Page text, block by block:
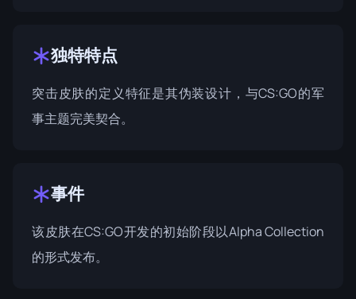
独特特点
突击皮肤的定义特征是其伪装设计，与CS:GO的军
事主题完美契合。
事件
该皮肤在CS:GO开发的初始阶段以Alpha Collection
的形式发布。